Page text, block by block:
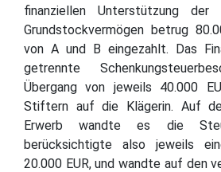
finanziellen Unterstützung der
Grundstockvermögen betrug
von A und B eingezahlt. Das
getrennte
Übergang von jeweils 40.000
Stiftern auf die Klägerin. Auf
Erwerb wandte es die
berücksichtigte also jeweils
20.000 EUR, und wandte auf den